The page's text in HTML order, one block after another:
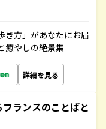
き方」があなたにお届
癒やしの絶景集
詳細を見る
ランスのことばと